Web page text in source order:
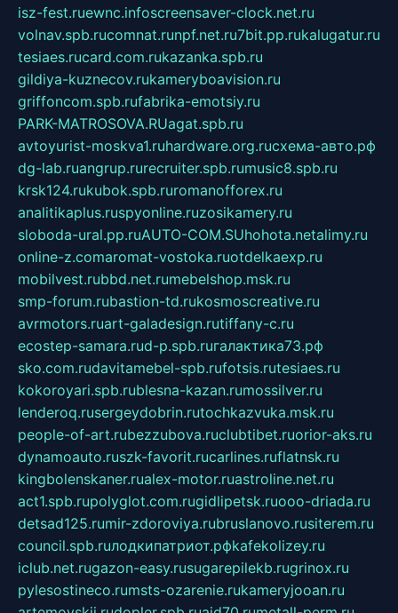
isz-fest.ruewnc.infoscreensaver-clock.net.ru
volnav.spb.rucomnat.runpf.net.ru7bit.pp.rukalugatur.ru
tesiaes.rucard.com.rukazanka.spb.ru
gildiya-kuznecov.rukameryboavision.ru
griffoncom.spb.rufabrika-emotsiy.ru
PARK-MATROSOVA.RUagat.spb.ru
avtoyurist-moskva1.ruhardware.org.ruсхема-авто.рф
dg-lab.ruangrup.rurecruiter.spb.rumusic8.spb.ru
krsk124.rukubok.spb.ruromanofforex.ru
analitikaplus.ruspyonline.ruzosikamery.ru
sloboda-ural.pp.ruAUTO-COM.SUhohota.netalimy.ru
online-z.comaromat-vostoka.ruotdelkaexp.ru
mobilvest.rubbd.net.rumebelshop.msk.ru
smp-forum.rubastion-td.rukosmoscreative.ru
avrmotors.ruart-galadesign.rutiffany-c.ru
ecostep-samara.rud-p.spb.ruгалактика73.рф
sko.com.rudavitamebel-spb.rufotsis.rutesiaes.ru
kokoroyari.spb.rublesna-kazan.rumossilver.ru
lenderoq.rusergeydobrin.rutochkazvuka.msk.ru
people-of-art.rubezzubova.ruclubtibet.ruorior-aks.ru
dynamoauto.ruszk-favorit.rucarlines.ruflatnsk.ru
kingbolenskaner.rualex-motor.ruastroline.net.ru
act1.spb.rupolyglot.com.rugidlipetsk.ruooo-driada.ru
detsad125.rumir-zdoroviya.rubruslanovo.rusiterem.ru
council.spb.ruлодкипатриот.рфkafekolizey.ru
iclub.net.rugazon-easy.rusugarepilekb.rugrinox.ru
pylesostineco.rumsts-ozarenie.rukameryjooan.ru